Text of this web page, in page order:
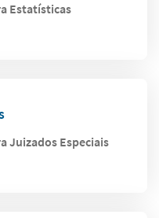
Estatísticas
Juizados Especiais